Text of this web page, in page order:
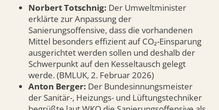
Norbert Totschnig: Der Umweltminister
erklärte zur Anpassung der
Sanierungsoffensive, dass die vorhandenen
Mittel besonders effizient auf CO₂-Einsparung
ausgerichtet werden sollen und deshalb der
Schwerpunkt auf den Kesseltausch gelegt
werde. (BMLUK, 2. Februar 2026)
Anton Berger: Der Bundesinnungsmeister
der Sanitär-, Heizungs- und Lüftungstechniker